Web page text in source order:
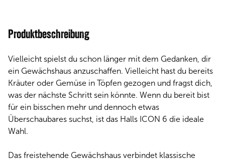
Produktbeschreibung
Vielleicht spielst du schon länger mit dem Gedanken, dir
ein Gewächshaus anzuschaffen. Vielleicht hast du bereits
Kräuter oder Gemüse in Töpfen gezogen und fragst dich,
was der nächste Schritt sein könnte. Wenn du bereit bist
für ein bisschen mehr und dennoch etwas
Überschaubares suchst, ist das Halls ICON 6 die ideale
Wahl.
Das freistehende Gewächshaus verbindet klassische